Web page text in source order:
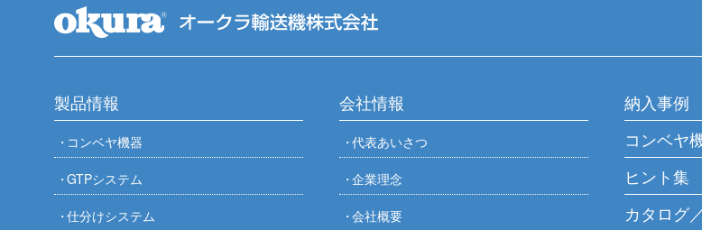
製品情報
コンベヤ機器
GTPシステム
仕分けシステム
会社情報
代表あいさつ
企業理念
会社概要
納入事例
コンベヤ
ヒント集
カタログ